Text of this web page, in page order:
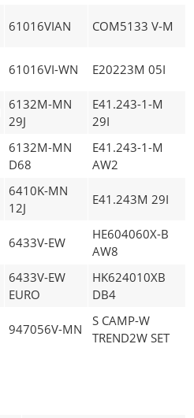
61016VIAN COM5133 V-M
61016VI-WN E20223M 05I
6132M-MN
29J
E41.243-1-M
29I
6132M-MN
D68
E41.243-1-M
AW2
6410K-MN
12J
E41.243M 29I
6433V-EW
HE604060X-B
AW8
6433V-EW
EURO
HK624010XB
DB4
947056V-MN
S CAMP-W
TREND2W SET